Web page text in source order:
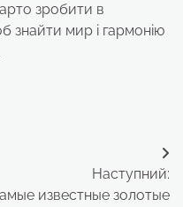
зробити в
знайти мир і гармонію
Наступний:
известные золотые